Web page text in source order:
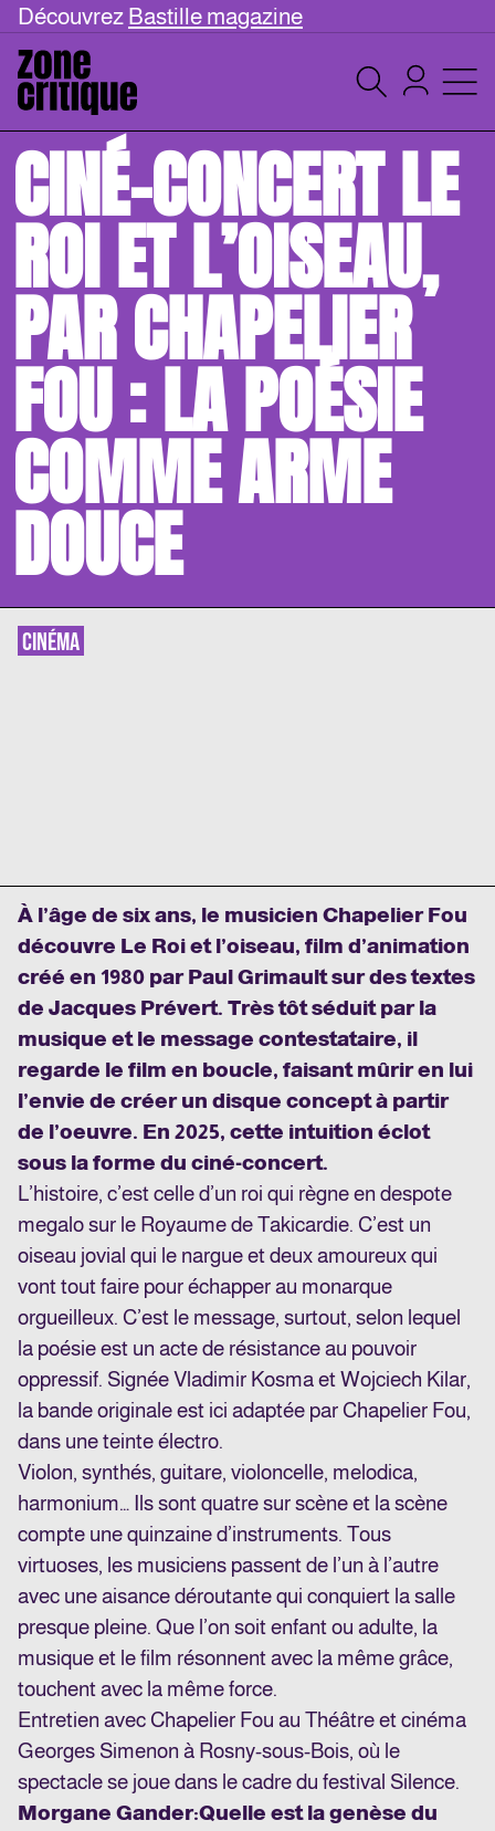
Découvrez Bastille magazine
CINÉ-CONCERT LE
ROI ET L’OISEAU,
PAR CHAPELIER
FOU : LA POÉSIE
COMME ARME
DOUCE
CINÉMA
À l’âge de six ans, le musicien Chapelier Fou
découvre Le Roi et l’oiseau, film d’animation
créé en 1980 par Paul Grimault sur des textes
de Jacques Prévert. Très tôt séduit par la
musique et le message contestataire, il
regarde le film en boucle, faisant mûrir en lui
l’envie de créer un disque concept à partir
de l’oeuvre. En 2025, cette intuition éclot
sous la forme du ciné-concert.
L’histoire, c’est celle d’un roi qui règne en despote
megalo sur le Royaume de Takicardie. C’est un
oiseau jovial qui le nargue et deux amoureux qui
vont tout faire pour échapper au monarque
orgueilleux. C’est le message, surtout, selon lequel
la poésie est un acte de résistance au pouvoir
oppressif. Signée Vladimir Kosma et Wojciech Kilar,
la bande originale est ici adaptée par Chapelier Fou,
dans une teinte électro.
Violon, synthés, guitare, violoncelle, melodica,
harmonium… Ils sont quatre sur scène et la scène
compte une quinzaine d’instruments. Tous
virtuoses, les musiciens passent de l’un à l’autre
avec une aisance déroutante qui conquiert la salle
presque pleine. Que l’on soit enfant ou adulte, la
musique et le film résonnent avec la même grâce,
touchent avec la même force.
Entretien avec Chapelier Fou au Théâtre et cinéma
Georges Simenon à Rosny-sous-Bois, où le
spectacle se joue dans le cadre du festival Silence.
Morgane Gander:Quelle est la genèse du